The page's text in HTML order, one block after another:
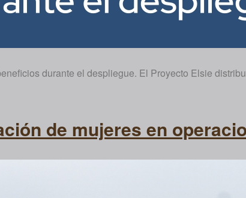
durante el despliegue. El Proyecto Elsie
de mujeres en